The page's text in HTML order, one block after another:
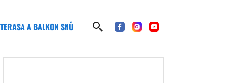
TERASA A BALKON SNŮ